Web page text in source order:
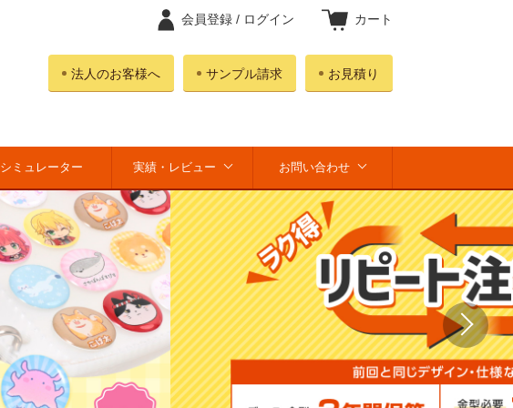
会員登録 / ログイン カート
法人のお客様へ サンプル請求 お見積り
シミュレーター 実績・レビュー お問い合わせ